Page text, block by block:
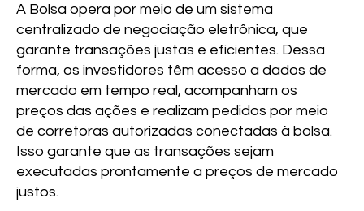
A Bolsa opera por meio de um sistema
centralizado de negociação eletrônica, que
garante transações justas e eficientes. Dessa
forma, os investidores têm acesso a dados de
mercado em tempo real, acompanham os
preços das ações e realizam pedidos por meio
de corretoras autorizadas conectadas à bolsa.
Isso garante que as transações sejam
executadas prontamente a preços de mercado
justos.